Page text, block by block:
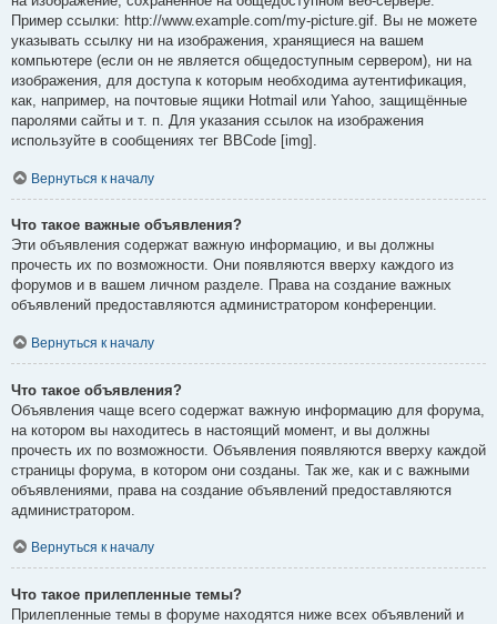
Пример ссылки: http://www.example.com/my-picture.gif. Вы не можете
указывать ссылку ни на изображения, хранящиеся на вашем
компьютере (если он не является общедоступным сервером), ни на
изображения, для доступа к которым необходима аутентификация,
как, например, на почтовые ящики Hotmail или Yahoo, защищённые
паролями сайты и т. п. Для указания ссылок на изображения
используйте в сообщениях тег BBCode [img].
Вернуться к началу
Что такое важные объявления?
Эти объявления содержат важную информацию, и вы должны
прочесть их по возможности. Они появляются вверху каждого из
форумов и в вашем личном разделе. Права на создание важных
объявлений предоставляются администратором конференции.
Вернуться к началу
Что такое объявления?
Объявления чаще всего содержат важную информацию для форума,
на котором вы находитесь в настоящий момент, и вы должны
прочесть их по возможности. Объявления появляются вверху каждой
страницы форума, в котором они созданы. Так же, как и с важными
объявлениями, права на создание объявлений предоставляются
администратором.
Вернуться к началу
Что такое прилепленные темы?
Прилепленные темы в форуме находятся ниже всех объявлений и